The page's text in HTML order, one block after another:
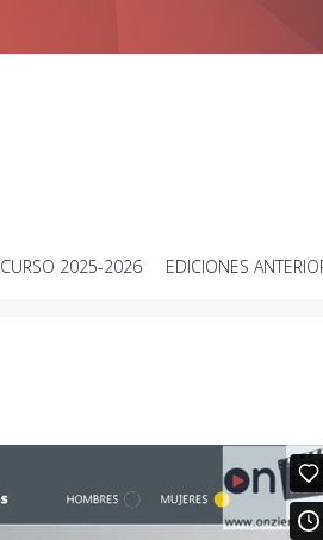
2025-2026 EDICIONES